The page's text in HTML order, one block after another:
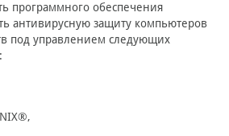
программного обеспечения
антивирусную защиту компьютеров
под управлением следующих